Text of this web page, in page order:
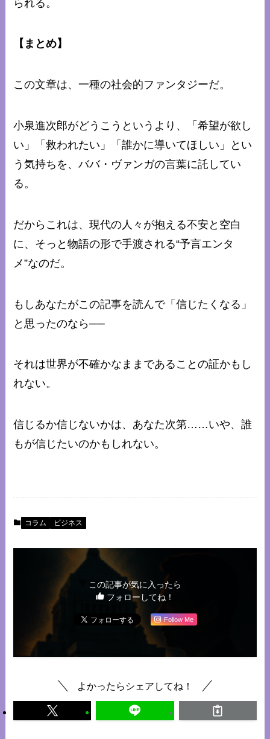
られる。
【まとめ】
この文章は、一種の社会的ファンタジーだ。
小泉進次郎がどうこうというより、「希望が欲し
い」「救われたい」「誰かに導いてほしい」とい
う気持ちを、ババ・ヴァンガの言葉に託してい
る。
だからこれは、現代の人々が抱える不安と空白
に、そっと物語の形で手渡される“予言エンタ
メ”なのだ。
もしあなたがこの記事を読んで「信じたくなる」
と思ったのなら──
それは世界が不確かなままであることの証かもし
れない。
信じるか信じないかは、あなた次第……いや、誰
もが信じたいのかもしれない。
コラム ビジネス
この記事が気に入ったら
フォローしてね！
Follow Me
よかったらシェアしてね！